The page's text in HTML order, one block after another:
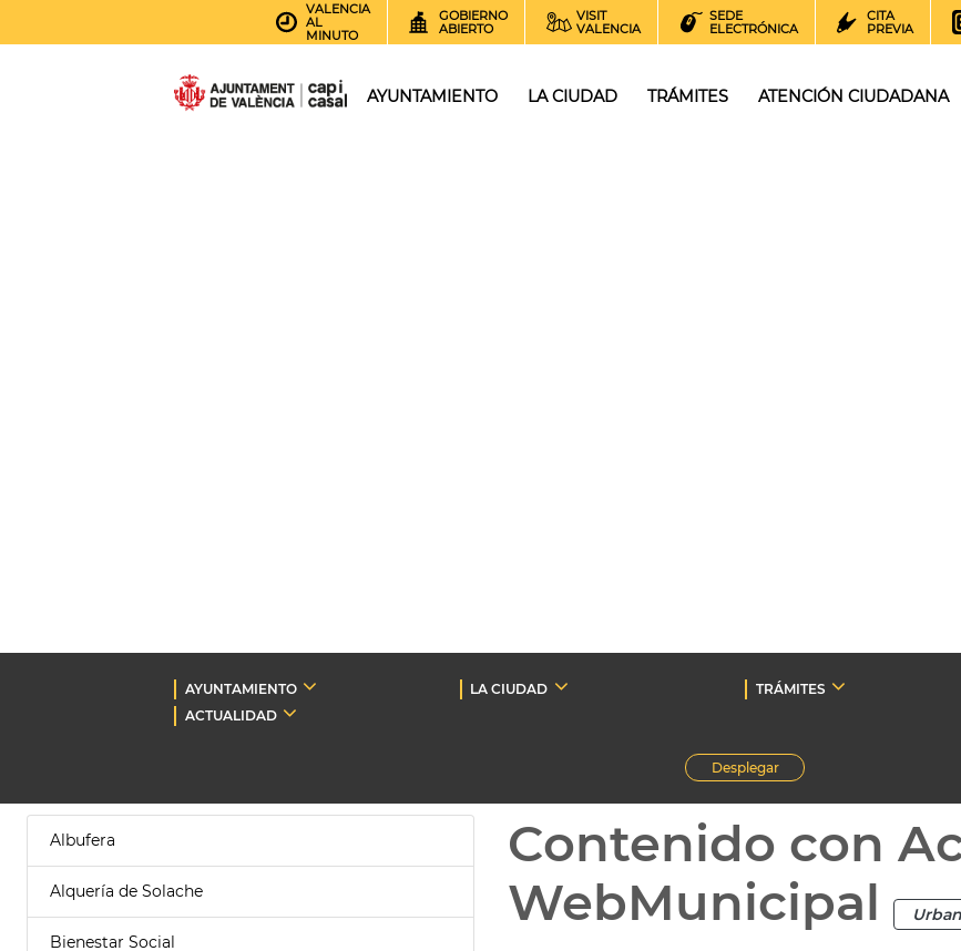
VALENCIA
AL
MINUTO
GOBIERNO
ABIERTO
VISIT
VALENCIA
SEDE
ELECTRÓNICA
CITA
PREVIA
AYUNTAMIENTO LA CIUDAD TRÁMITES ATENCIÓN CIUDADANA
AYUNTAMIENTO LA CIUDAD TRÁMITES
ACTUALIDAD
Desplegar
Albufera
Alquería de Solache
Bienestar Social
Contenido con
WebMunicipal